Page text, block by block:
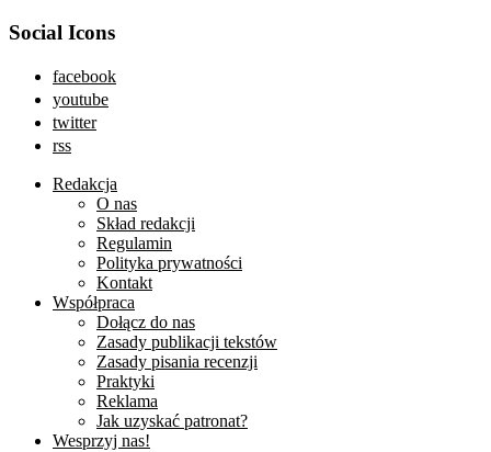
Social Icons
facebook
youtube
twitter
rss
Redakcja
O nas
Skład redakcji
Regulamin
Polityka prywatności
Kontakt
Współpraca
Dołącz do nas
Zasady publikacji tekstów
Zasady pisania recenzji
Praktyki
Reklama
Jak uzyskać patronat?
Wesprzyj nas!